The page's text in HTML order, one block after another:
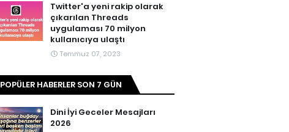
Twitter'a yeni rakip olarak
çıkarılan Threads
uygulaması 70 milyon
kullanıcıya ulaştı
Temmuz 07, 2023
POPÜLER HABERLER SON 7 GÜN
Dini İyi Geceler Mesajları
2026